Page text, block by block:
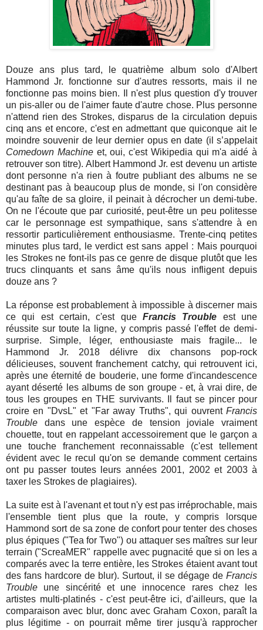
Douze ans plus tard, le quatrième album solo d'Albert
Hammond Jr. fonctionne sur d'autres ressorts, mais il ne
fonctionne pas moins bien. Il n'est plus question d'y trouver
un pis-aller ou de l'aimer faute d'autre chose. Plus personne
n'attend rien des Strokes, disparus de la circulation depuis
cinq ans et encore, c'est en admettant que quiconque ait le
moindre souvenir de leur dernier opus en date (il s’appelait
Comedown Machineet, oui, c'est Wikipedia qui m'a aidé à
retrouver son titre). Albert Hammond Jr. est devenu un artiste
dont personne n'a rien à foutre publiant des albums ne se
destinant pas à beaucoup plus de monde, si l'on considère
qu'au faîte de sa gloire, il peinait à décrocher un demi-tube.
On ne l'écoute que par curiosité, peut-être un peu politesse
car le personnage est sympathique, sans s'attendre à en
ressortir particulièrement enthousiasme. Trente-cinq petites
minutes plus tard, le verdict est sans appel : Mais pourquoi
les Strokes ne font-ils pas ce genre de disque plutôt que les
trucs clinquants et sans âme qu'ils nous infligent depuis
douze ans ?
La réponse est probablement à impossible à discerner mais
ce qui est certain, c'est que Francis Trouble est une
réussite sur toute la ligne, y compris passé l'effet de demi-
surprise. Simple, léger, enthousiaste mais fragile... le
Hammond Jr. 2018 délivre dix chansons pop-rock
délicieuses, souvent franchement catchy, qui retrouvent ici,
après une éternité de bouderie, une forme d'incandescence
ayant déserté les albums de son groupe - et, à vrai dire, de
tous les groupes en THE survivants. Il faut se pincer pour
croire en "DvsL" et "Far away Truths", qui ouvrent Francis
Trouble dans une espèce de tension joviale vraiment
chouette, tout en rappelant accessoirement que le garçon a
une touche franchement reconnaissable (c'est tellement
évident avec le recul qu'on se demande comment certains
ont pu passer toutes leurs années 2001, 2002 et 2003 à
taxer les Strokes de plagiaires).
La suite est à l'avenant et tout n'y est pas irréprochable, mais
l'ensemble tient plus que la route, y compris lorsque
Hammond sort de sa zone de confort pour tenter des choses
plus épiques ("Tea for Two") ou attaquer ses maîtres sur leur
terrain ("ScreaMER" rappelle avec pugnacité que si on les a
comparés avec la terre entière, les Strokes étaient avant tout
des fans hardcore de blur). Surtout, il se dégage de Francis
Trouble une sincérité et une innocence rares chez les
artistes multi-platinés - c'est peut-être ici, d'ailleurs, que la
comparaison avec blur, donc avec Graham Coxon, paraît la
plus légitime - on pourrait même tirer jusqu'à rapprocher